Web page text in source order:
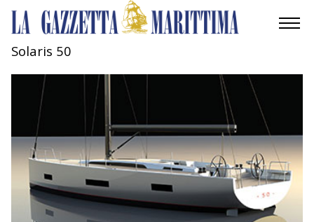
MOBILITÀ
INDUSTRIA
RICERCA
ECONOMIA
Solaris 50